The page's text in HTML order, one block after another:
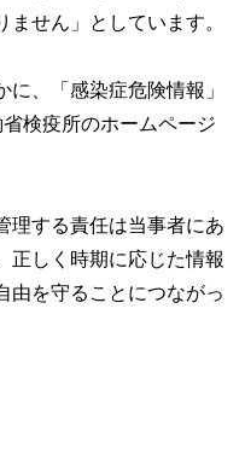
せん」としています。
、「感染症危険情報」
検疫所のホームページ
理する責任は当事者にあ
正しく時期に応じた情報
由を守ることにつながっ